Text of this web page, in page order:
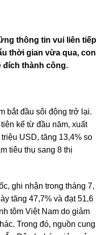
thông tin vui liên tiếp
thời gian vừa qua, con
đích thành công.
bắt đầu sôi động trở lại.
kể từ đầu năm, xuất
USD, tăng 13,4% so
tiêu thụ sang 8 thị
ghi nhận trong tháng 7,
tăng 47,7% và đạt 51,6
tôm Việt Nam do giảm
Trong đó, nguồn cung